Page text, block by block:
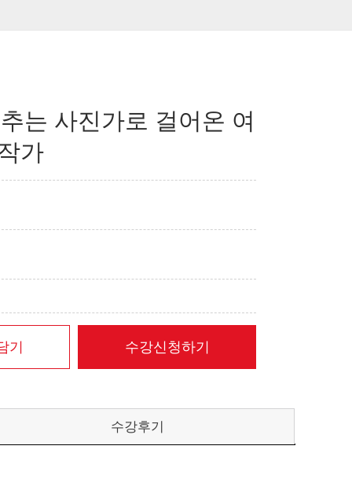
는 사진가로 걸어온 여
가
수강신청하기
기
수강후기